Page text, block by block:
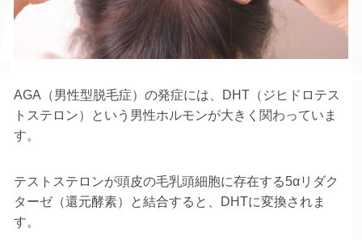
AGA（男性型脱毛症）の発症には、DHT（ジヒドロテス
トステロン）という男性ホルモンが大きく関わっていま
す。
テストステロンが頭皮の毛乳頭細胞に存在する5αリダク
ターゼ（還元酵素）と結合すると、DHTに変換されま
す。